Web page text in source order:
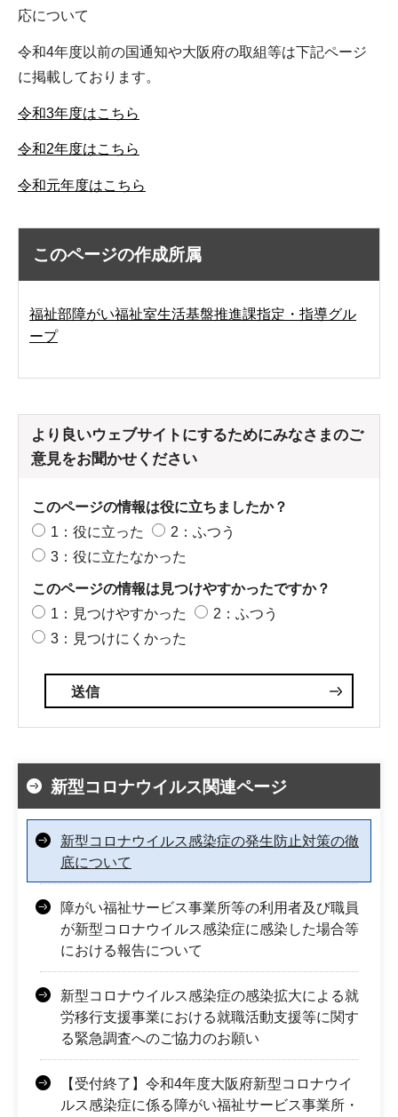
応について
令和4年度以前の国通知や大阪府の取組等は下記ページ
に掲載しております。
令和3年度はこちら
令和2年度はこちら
令和元年度はこちら
このページの作成所属
福祉部障がい福祉室生活基盤推進課指定・指導グル
ープ
より良いウェブサイトにするためにみなさまのご
意見をお聞かせください
このページの情報は役に立ちましたか？
1：役に立った
2：ふつう
3：役に立たなかった
このページの情報は見つけやすかったですか？
1：見つけやすかった
2：ふつう
3：見つけにくかった
新型コロナウイルス関連ページ
新型コロナウイルス感染症の発生防止対策の徹
底について
障がい福祉サービス事業所等の利用者及び職員
が新型コロナウイルス感染症に感染した場合等
における報告について
新型コロナウイルス感染症の感染拡大による就
労移行支援事業における就職活動支援等に関す
る緊急調査へのご協力のお願い
【受付終了】令和4年度大阪府新型コロナウイ
ルス感染症に係る障がい福祉サービス事業所・